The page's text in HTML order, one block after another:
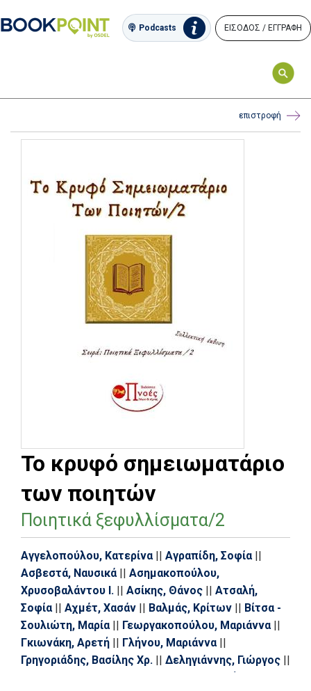
Podcasts ΕΙΣΟΔΟΣ / ΕΓΓΡΑΦΗ
επιστροφή
Το κρυφό σημειωματάριο
των ποιητών
Ποιητικά ξεφυλλίσματα/2
Αγγελοπούλου, Κατερίνα || Αγραπίδη, Σοφία ||
Ασβεστά, Ναυσικά || Ασημακοπούλου,
Χρυσοβαλάντου Ι. || Ασίκης, Θάνος || Ατσαλή,
Σοφία || Αχμέτ, Χασάν || Βαλμάς, Κρίτων || Βίτσα -
Σουλιώτη, Μαρία || Γεωργακοπούλου, Μαριάννα ||
Γκιωνάκη, Αρετή || Γλήνου, Μαριάννα ||
Γρηγοριάδης, Βασίλης Χρ. || Δεληγιάννης, Γιώργος ||